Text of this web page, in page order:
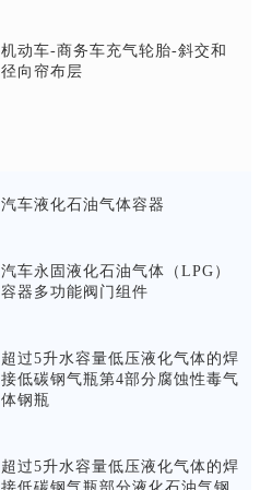
机动车-商务车充气轮胎-斜交和
径向帘布层
汽车液化石油气体容器
汽车永固液化石油气体（ LPG）
容器多功能阀门组件
超过5升水容量低压液化气体的焊
接低碳钢气瓶第4部分腐蚀性毒气
体钢瓶
超过5升水容量低压液化气体的焊